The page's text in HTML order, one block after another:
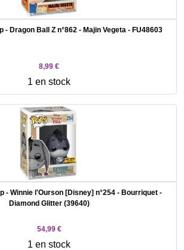
- Dragon Ball Z n°862 - Majin Vegeta - FU48603
8,99 €
1 en stock
- Winnie l'Ourson [Disney] n°254 - Bourriquet -
Diamond Glitter (39640)
54,99 €
1 en stock